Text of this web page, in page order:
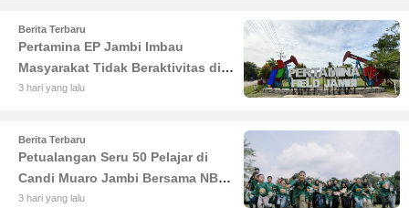
Berita Terbaru
Pertamina EP Jambi Imbau
Masyarakat Tidak Beraktivitas di
Atas Jalur Pipa Migas Demi
3 hari yang lalu
Berita Terbaru
Petualangan Seru 50 Pelajar di
Candi Muaro Jambi Bersama NBT
Coal Group
3 hari yang lalu